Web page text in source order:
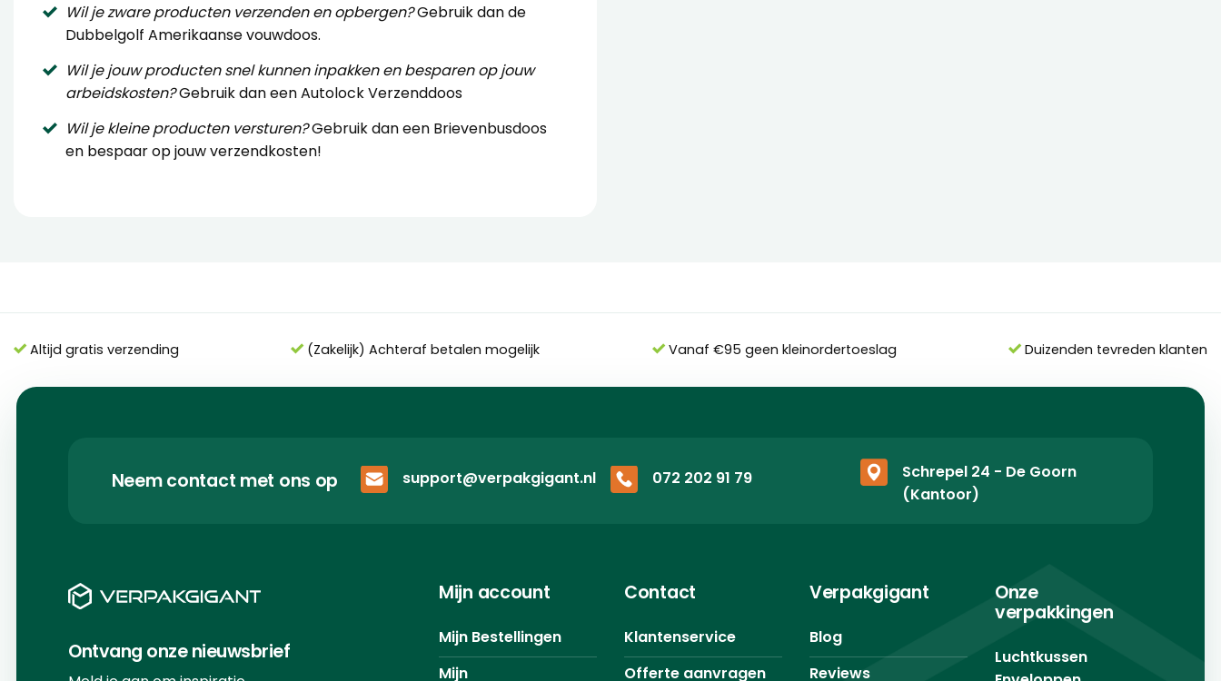
Wil je zware producten verzenden en opbergen?Gebruik dan de
Dubbelgolf Amerikaanse vouwdoos.
Wil je jouw producten snel kunnen inpakken en besparen op jouw
arbeidskosten?Gebruik dan eenAutolock Verzenddoos
Wil je kleine producten versturen?Gebruik dan een Brievenbusdoos
en bespaar op jouw verzendkosten!
Altijd gratis verzending (Zakelijk) Achteraf betalen mogelijk Vanaf €95 geen kleinordertoeslag Duizenden tevreden klanten
Neem contact met ons op support@verpakgigant.nl 072 202 91 79
Schrepel 24 - De Goorn
(Kantoor)
Ontvang onze nieuwsbrief
Mijn account
Mijn Bestellingen
Mijn
Contact
Klantenservice
Offerte aanvragen
Verpakgigant
Blog
Reviews
Onze
verpakkingen
Luchtkussen